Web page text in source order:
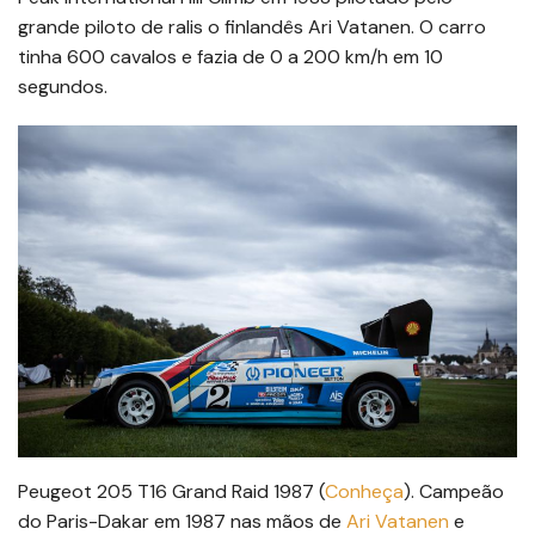
grande piloto de ralis o finlandês Ari Vatanen. O carro
tinha 600 cavalos e fazia de 0 a 200 km/h em 10
segundos.
Peugeot 205 T16 Grand Raid 1987 (Conheça). Campeão
do Paris-Dakar em 1987 nas mãos de Ari Vatanen e